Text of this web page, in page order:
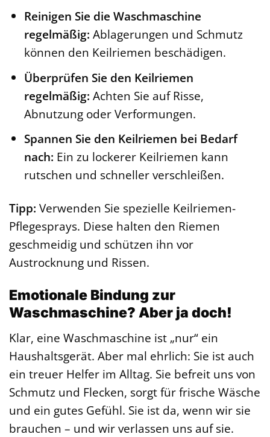
Reinigen Sie die Waschmaschine
regelmäßig: Ablagerungen und Schmutz
können den Keilriemen beschädigen.
Überprüfen Sie den Keilriemen
regelmäßig: Achten Sie auf Risse,
Abnutzung oder Verformungen.
Spannen Sie den Keilriemen bei Bedarf
nach: Ein zu lockerer Keilriemen kann
rutschen und schneller verschleißen.
Tipp: Verwenden Sie spezielle Keilriemen-
Pflegesprays. Diese halten den Riemen
geschmeidig und schützen ihn vor
Austrocknung und Rissen.
Emotionale Bindung zur
Waschmaschine? Aber ja doch!
Klar, eine Waschmaschine ist „nur“ ein
Haushaltsgerät. Aber mal ehrlich: Sie ist auch
ein treuer Helfer im Alltag. Sie befreit uns von
Schmutz und Flecken, sorgt für frische Wäsche
und ein gutes Gefühl. Sie ist da, wenn wir sie
brauchen – und wir verlassen uns auf sie.